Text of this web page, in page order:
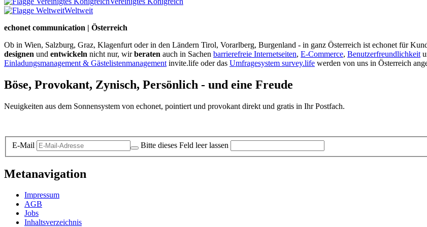
Weltweit
echonet communication | Österreich
Ob in Wien, Salzburg, Graz, Klagenfurt oder in den Ländern Tirol, Vorarlberg, Burgenland - in ganz Österreich ist echonet für
designen und entwickeln nicht nur, wirberaten auch in Sachen barrierefreie Internetseiten, E-Commerce, Benutzerfreundlichkeit
Einladungsmanagement & Gästelistenmanagement invite.life oder das Umfragesystem survey.life werden von uns in Österreich
Böse, Provokant, Zynisch, Persönlich - und eine Freude
Neuigkeiten aus dem Sonnensystem von echonet, pointiert und provokant direkt und gratis in Ihr Postfach.
E-Mail Bitte dieses Feld leer lassen
Metanavigation
Impressum
AGB
Jobs
Inhaltsverzeichnis